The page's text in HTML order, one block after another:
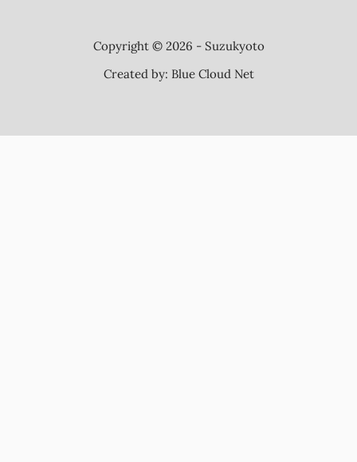
Copyright © 2026 - Suzukyoto
Created by: Blue Cloud Net